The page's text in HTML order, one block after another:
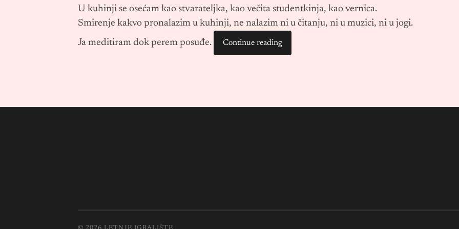
U kuhinji se osećam kao stvarateljka, kao večita studentkinja, kao vernica.
Smirenje kakvo pronalazim u kuhinji, ne nalazim ni u čitanju, ni u muzici, ni u jogi.
Ja meditiram dok perem posuđe.
Continue reading